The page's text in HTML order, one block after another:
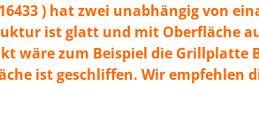
) hat zwei unabhängig von
ist glatt und mit Oberfläche
wäre zum Beispiel die Grillplatte
ist geschliffen. Wir